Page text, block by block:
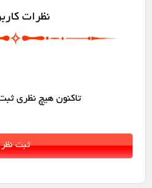
نظرات
تاکنون هیچ نظری